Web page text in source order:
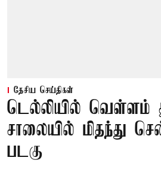
தேசிய செய்திகள்
டெல்லியில் வெள்ளம்
சாலையில் மிதந்து
படகு